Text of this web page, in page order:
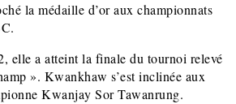
la médaille d’or aux championnats
elle a atteint la finale du tournoi relevé
». Kwankhaw s’est inclinée aux
Kwanjay Sor Tawanrung.